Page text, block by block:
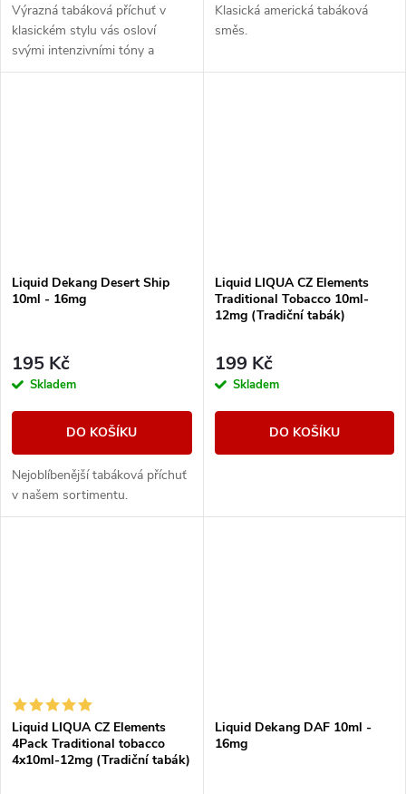
Výrazná tabáková příchuť v
klasickém stylu vás osloví
svými intenzivními tóny a
dřevitou dochutí.
Klasická americká tabáková
směs.
Liquid Dekang Desert Ship
10ml - 16mg
195 Kč
Skladem
DO KOŠÍKU
Nejoblíbenější tabáková příchuť
v našem sortimentu.
Liquid LIQUA CZ Elements
Traditional Tobacco 10ml-
12mg (Tradiční tabák)
199 Kč
Skladem
DO KOŠÍKU
Liquid LIQUA CZ Elements
4Pack Traditional tobacco
4x10ml-12mg (Tradiční tabák)
Liquid Dekang DAF 10ml -
16mg